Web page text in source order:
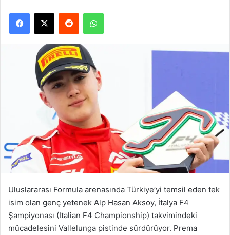
Facebook
X Reddit WhatsApp
Uluslararası Formula arenasında Türkiye’yi temsil eden tek
isim olan genç yetenek Alp Hasan Aksoy, İtalya F4
Şampiyonası (Italian F4 Championship) takvimindeki
mücadelesini Vallelunga pistinde sürdürüyor. Prema